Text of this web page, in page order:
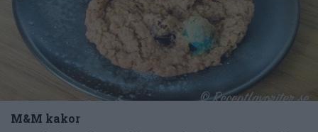
M&M kakor